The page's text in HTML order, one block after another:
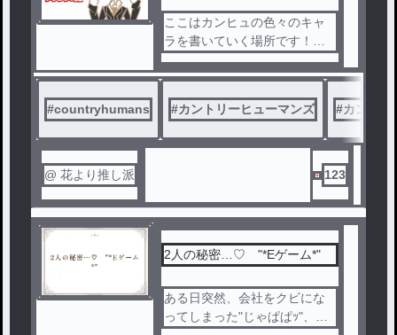
ここはカンヒュの色々のキャ
ラを書いていく場所です！！
！
🔞も多分あるかも…？？
リクエスト大募集です！！！
カプや書いて欲しいキャラが
是非💬へ！！
#countryhumans #カントリーヒューマンズ #カンヒュ
@ 花より推し派 123
2人の秘密…♡ "*Eゲーム*"
ある日突然、会社をクビにな
ってしまった"じゃぱぱｯ"、！